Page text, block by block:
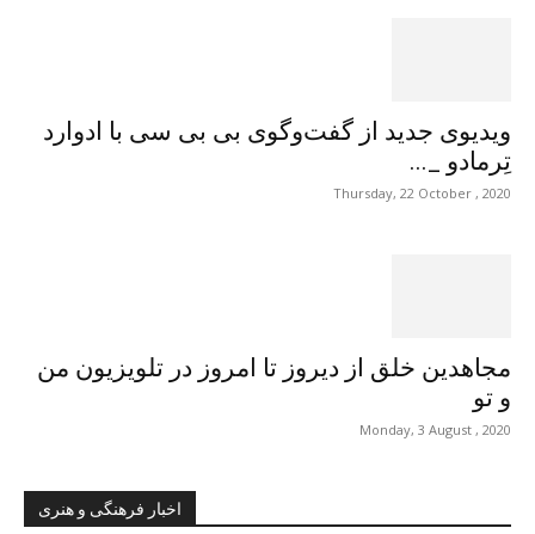
ویدیوی جدید از گفت‌وگوی بی بی سی با ادوارد
تِرمادو _...
Thursday, 22 October , 2020
مجاهدین خلق از دیروز تا امروز در تلویزیون من
و تو
Monday, 3 August , 2020
اخبار فرهنگی و هنری